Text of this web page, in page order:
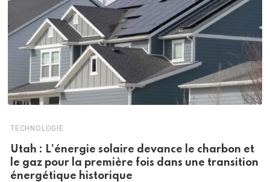
TECHNOLOGIE
Utah : L’énergie solaire devance le charbon et
le gaz pour la première fois dans une transition
énergétique historique